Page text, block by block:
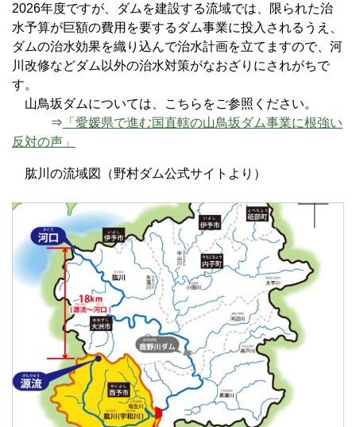
2026年度ですが、ダムを建設する流域では、限られた治
水予算が巨額の費用を要するダム事業に投入されるうえ、
ダムの治水効果を織り込んで治水計画を立てますので、河
川改修などダム以外の治水対策がなおざりにされがちで
す。
山鳥坂ダムについては、こちらをご参照ください。
⇒ 「愛媛県で進む国直轄の山鳥坂ダム事業に根強い
反対の声」
肱川の流域図（野村ダム公式サイトより）